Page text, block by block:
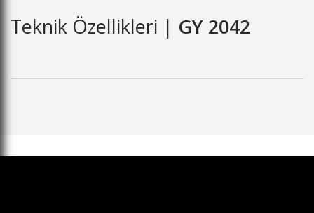
Teknik Özellikleri | GY 2042